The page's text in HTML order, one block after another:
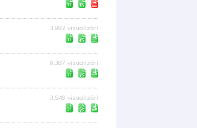
3.982 vizualizări
8.387 vizualizări
3.549 vizualizări